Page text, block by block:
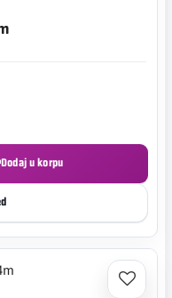
Dodaj u korpu